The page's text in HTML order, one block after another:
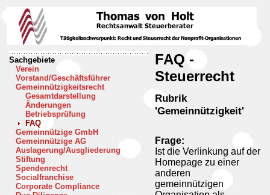
Sachgebiete
Verein
Vorstand/Geschäftsführer
Gemeinnützigkeitsrecht
Gesamtdarstellung
Änderungen
Betriebsprüfung
FAQ
Gemeinnützige GmbH
Gemeinnützige AG
Auslagerung/Ausgliederung
Stiftung
Spendenrecht
Socialfranchise
Corporate Compliance
FAQ -
Steuerrecht
Rubrik
'Gemeinnützigkeit'
Frage:
Ist die Verlinkung auf der
Homepage zu einer
anderen
gemeinnützigen